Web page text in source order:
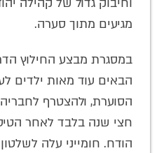
וחיבוק גדול של קהילה
מגיעים מתוך סערה.
במסגרת מבצע החילוץ
הבאים עוד מאות ילדים
הסוערת, ולהצטרף
חצי שנה בלבד לאחר
הודח. חומייני עלה